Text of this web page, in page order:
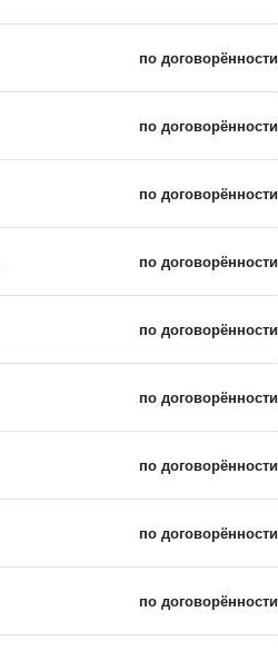
по договорённости
по договорённости
по договорённости
по договорённости
по договорённости
по договорённости
по договорённости
по договорённости
по договорённости